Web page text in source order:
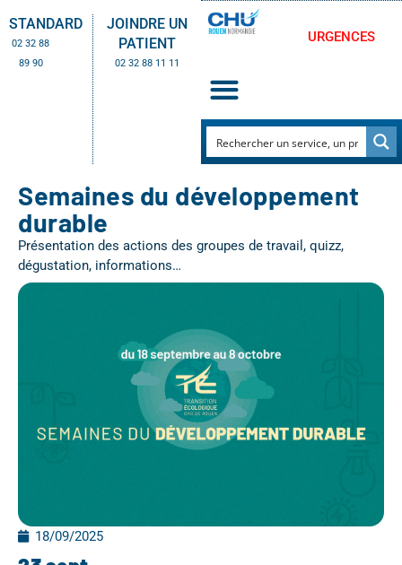
STANDARD
02 32 88
89 90
JOINDRE UN
PATIENT
02 32 88 11 11
URGENCES
Semaines du développement
durable
Présentation des actions des groupes de travail, quizz,
dégustation, informations…
18/09/2025